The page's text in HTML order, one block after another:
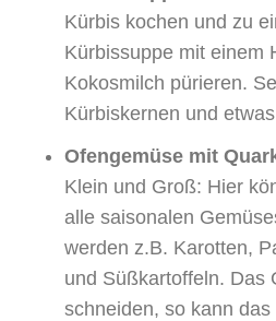
Kürbis kochen und zu
Kürbissuppe mit einem
Kokosmilch pürieren.
Kürbiskernen und
Ofengemüse mit
Klein und Groß: Hier
alle saisonalen
werden z.B. Karotten,
und Süßkartoffeln. Das
schneiden, so kann